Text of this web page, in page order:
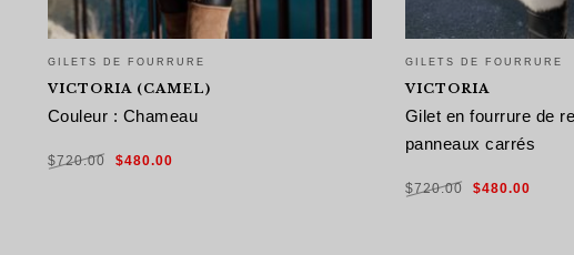
GILETS DE FOURRURE
VICTORIA (CAMEL)
Couleur : Chameau
$720.00
Le
prix
$480.00prix
GILETS DE FOURRURE
VICTORIA
Gilet en fourrure de
panneaux carrés
$720.00
Le
prix
$480.00prix